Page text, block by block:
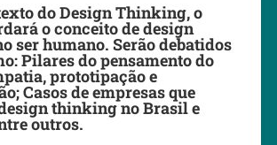
do Design Thinking, o
o conceito de design
ser humano. Serão debatidos
Pilares do pensamento do
prototipação e
Casos de empresas que
thinking no Brasil e
outros.